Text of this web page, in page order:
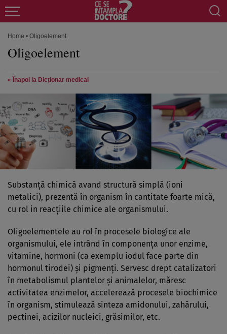
Home • Oligoelement
Oligoelement
« Înapoi la Dicționar medical
Substanţă chimică avand structură simplă (ioni
metalici), prezentă în organism în cantitate foarte mică,
cu rol in reacţiile chimice ale organismului.
Oligoelementele au rol în procesele biologice ale
organismului, ele intrând în componenţa unor enzime,
vitamine, hormoni (ca exemplu iodul face parte din
hormonul tirodei) şi pigmenţi. Servesc drept catalizatori
în metabolismul plantelor şi animalelor, măresc
activitatea enzimelor, accelerează procesele biochimice
în organism, stimulează sinteza amidonului, zahărului,
pectinei, acizilor nucleici, grăsimilor, etc.